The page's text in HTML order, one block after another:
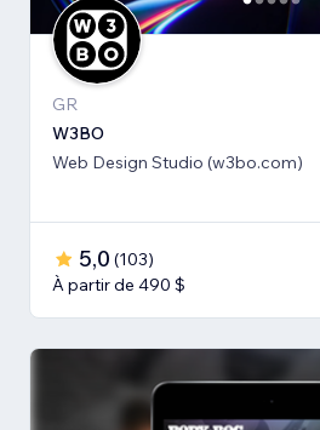
GR
W3BO
Web Design Studio (w3bo.com)
5,0 (103)
À partir de 490 $